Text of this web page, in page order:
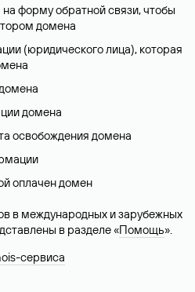
форму обратной связи, чтобы
домена
(юридического лица), которая
домена
освобождения домена
оплачен домен
в международных и зарубежных
в разделе «Помощь».
сервиса